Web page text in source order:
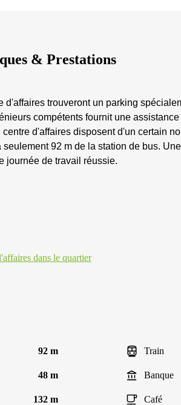
& Prestations
d'affaires trouveront un parking
compétents fournit une
d'affaires disposent d'un certain
92 m de la station de bus.
journée de travail réussie.
dans le quartier
92 m Train
48 m Banque
132 m Café